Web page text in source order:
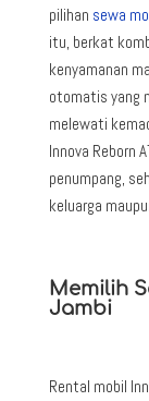
pilihan sewa
itu, berkat
kenyamanan
otomatis yang
melewati
Innova Reborn
penumpang,
keluarga
Memilih
Jambi
Rental mobil